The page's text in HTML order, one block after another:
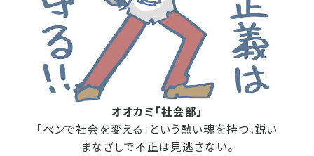
オオカミ「社会部」
「ペンで社会を変える」という熱い魂を持つ。鋭い
まなざしで不正は見逃さない。